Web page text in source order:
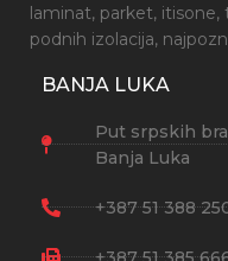
laminat, parket, itisone,
podnih izolacija,
BANJA LUKA
Put srpskih
Banja Luka
+387 51 388